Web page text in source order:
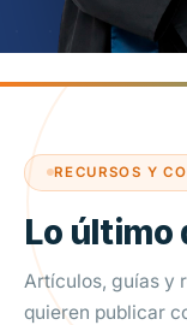
RECURSOS Y
Lo último
Artículos, guías y
quieren publicar